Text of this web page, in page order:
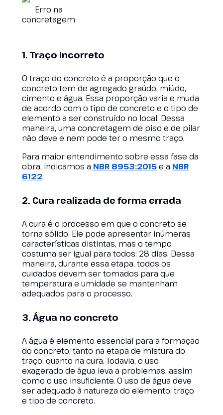
Erro na
concretagem
1. Traço incorreto
O traço do concreto é a proporção que o
concreto tem de agregado graúdo, miúdo,
cimento e água. Essa proporção varia e muda
de acordo com o tipo de concreto e o tipo de
elemento a ser construído no local. Dessa
maneira, uma concretagem de piso e de pilar
não deve e nem pode ter o mesmo traço.
Para maior entendimento sobre essa fase da
obra, indicamos a NBR 8953:2015e a NBR
6122.
2. Cura realizada de forma errada
A cura é o processo em que o concreto se
torna sólido. Ele pode apresentar inúmeras
características distintas, mas o tempo
costuma ser igual para todos: 28 dias. Dessa
maneira, durante essa etapa, todos os
cuidados devem ser tomados para que
temperatura e umidade se mantenham
adequados para o processo.
3. Água no concreto
A água é elemento essencial para a formação
do concreto, tanto na etapa de mistura do
traço, quanto na cura. Todavia, o uso
exagerado de água leva a problemas, assim
como o uso insuficiente. O uso de água deve
ser adequado à natureza do elemento, traço
e tipo de concreto.